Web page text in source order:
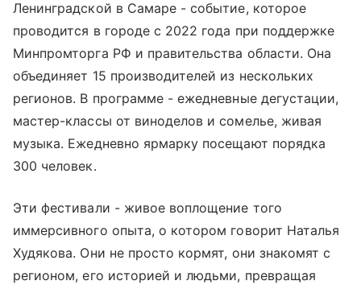
Ленинградской в Самаре - событие, которое
проводится в городе с 2022 года при поддержке
Минпромторга РФ и правительства области. Она
объединяет 15 производителей из нескольких
регионов. В программе - ежедневные дегустации,
мастер-классы от виноделов и сомелье, живая
музыка. Ежедневно ярмарку посещают порядка
300 человек.
Эти фестивали - живое воплощение того
иммерсивного опыта, о котором говорит Наталья
Худякова. Они не просто кормят, они знакомят с
регионом, его историей и людьми, превращая